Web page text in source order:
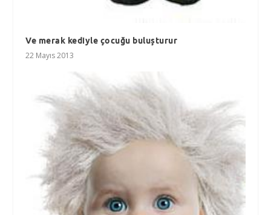
Ve merak kediyle çocuğu buluşturur
22 Mayıs 2013